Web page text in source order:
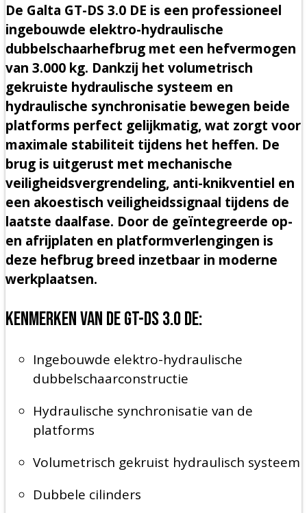
De Galta GT-DS 3.0 DE is een professioneel
ingebouwde elektro-hydraulische
dubbelschaarhefbrug met een hefvermogen
van 3.000 kg. Dankzij het volumetrisch
gekruiste hydraulische systeem en
hydraulische synchronisatie bewegen beide
platforms perfect gelijkmatig, wat zorgt voor
maximale stabiliteit tijdens het heffen. De
brug is uitgerust met mechanische
veiligheidsvergrendeling, anti-knikventiel en
een akoestisch veiligheidssignaal tijdens de
laatste daalfase. Door de geïntegreerde op-
en afrijplaten en platformverlengingen is
deze hefbrug breed inzetbaar in moderne
werkplaatsen.
Kenmerken van de GT-DS 3.0 DE:
Ingebouwde elektro-hydraulische
dubbelschaarconstructie
Hydraulische synchronisatie van de
platforms
Volumetrisch gekruist hydraulisch systeem
Dubbele cilinders